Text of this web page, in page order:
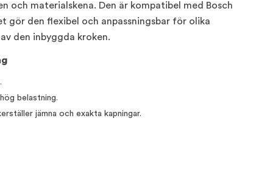
och materialskena. Den är kompatibel med Bosch
gör den flexibel och anpassningsbar för olika
den inbyggda kroken.
belastning.
jämna och exakta kapningar.